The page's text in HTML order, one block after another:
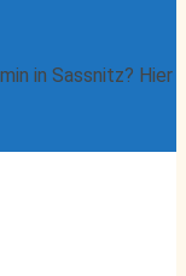
in Sassnitz? Hier